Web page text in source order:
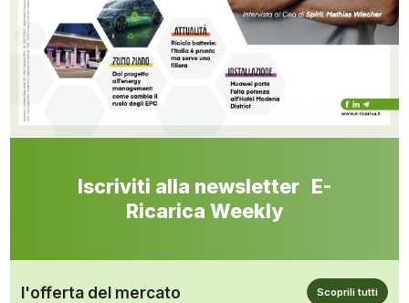
Iscriviti alla newsletter E-
Ricarica Weekly
l'offerta del mercato Scoprili tutti